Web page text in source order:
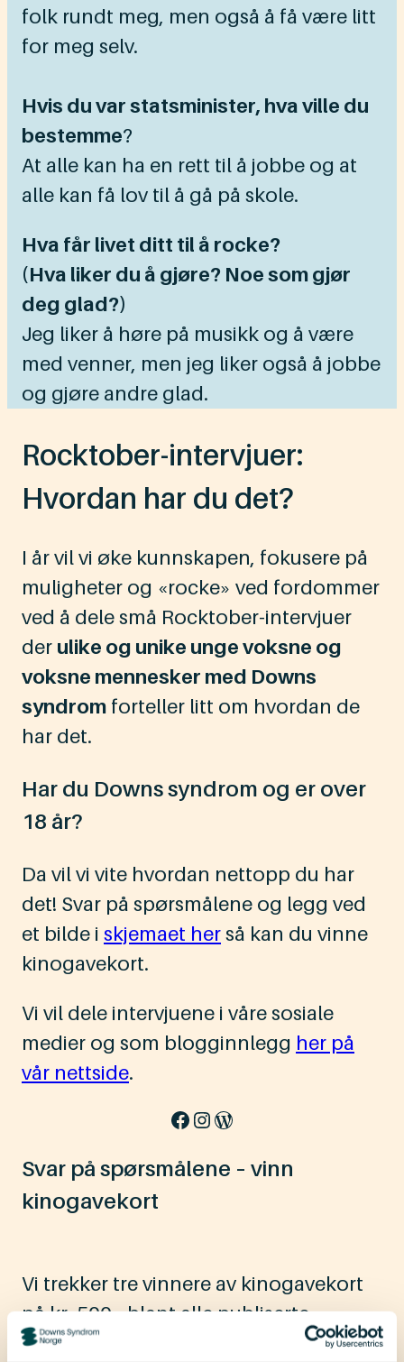
folk rundt meg, men også å få være litt
for meg selv.
Hvis du var statsminister, hva ville du
bestemme?
At alle kan ha en rett til å jobbe og at
alle kan få lov til å gå på skole.
Hva får livet ditt til å rocke?
(Hva liker du å gjøre? Noe som gjør
deg glad?)
Jeg liker å høre på musikk og å være
med venner, men jeg liker også å jobbe
og gjøre andre glad.
Rocktober-intervjuer:
Hvordan har du det?
I år vil vi øke kunnskapen, fokusere på
muligheter og «rocke» ved fordommer
ved å dele små Rocktober-intervjuer
der ulike og unike unge voksne og
voksne mennesker med Downs
syndrom forteller litt om hvordan de
har det.
Har du Downs syndrom og er over
18 år?
Da vil vi vite hvordan nettopp du har
det! Svar på spørsmålene og legg ved
et bilde i skjemaet herså kan du vinne
kinogavekort.
Vi vil dele intervjuene i våre sosiale
medier og som blogginnlegg her på
vår nettside.
Downs Syndrom Norge på Facebook
Downs Syndrom Norge på Instagram
WordPress
Svar på spørsmålene – vinn
kinogavekort
Vi trekker tre vinnere av kinogavekort
på kr. 500,- blant alle publiserte
Rocktober-intervjuer. Vi annonserer de